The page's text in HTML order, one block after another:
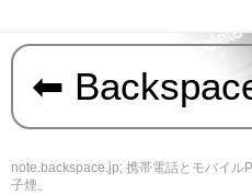
note.backspace.jp; 携帯電話とモバイ
子煙。